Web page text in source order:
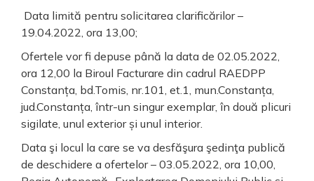
Data limită pentru solicitarea clarificărilor –
19.04.2022, ora 13,00;
Ofertele vor fi depuse până la data de 02.05.2022,
ora 12,00 la Biroul Facturare din cadrul RAEDPP
Constanța, bd.Tomis, nr.101, et.1, mun.Constanța,
jud.Constanța, într-un singur exemplar, în două plicuri
sigilate, unul exterior și unul interior.
Data şi locul la care se va desfăşura şedinţa publică
de deschidere a ofertelor – 03.05.2022, ora 10,00,